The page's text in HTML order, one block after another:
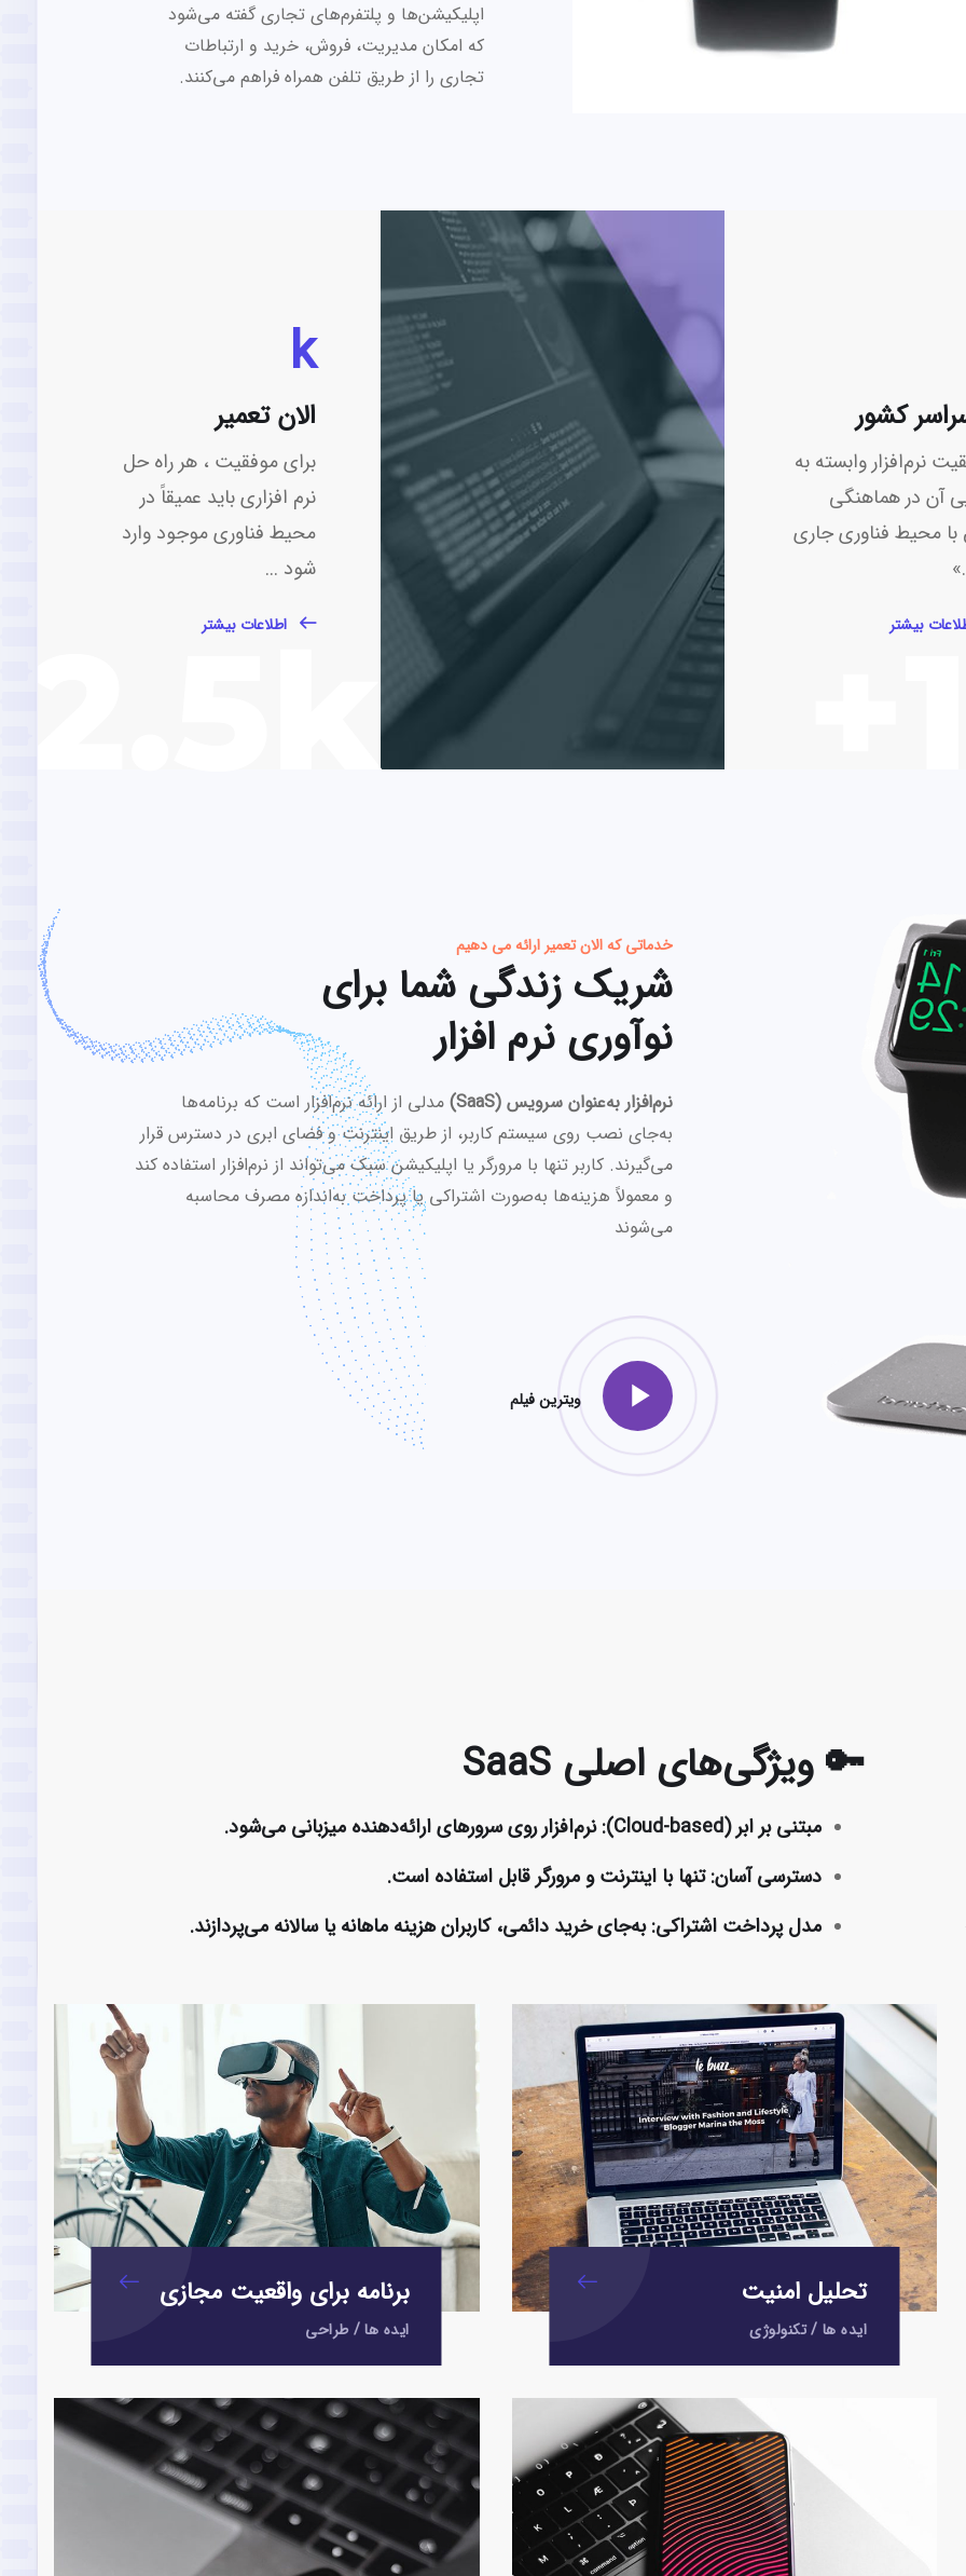
اپلیکیشن‌ها و پلتفرم‌های تجاری گفته می‌شود
که امکان مدیریت، فروش، خرید و ارتباطات
تجاری را از طریق تلفن همراه فراهم می‌کنند.
کشور
نرم‌افزار وابسته به
آن در هماهنگی
محیط فناوری جاری
بیشتر
k
الان تعمیر
برای موفقیت ، هر راه حل
نرم افزاری باید عمیقاً در
محیط فناوری موجود وارد
شود ...
اطلاعات بیشتر
2.5k
خدماتی که الان تعمیر ارائه می دهیم
شریک زندگی شما برای
نوآوری نرم افزار
نرم‌افزار به‌عنوان سرویس (SaaS)
مدلی از ارائه نرم‌افزار است که برنامه‌ها
به‌جای نصب روی سیستم کاربر، از طریق اینترنت و فضای ابری در دسترس قرار
می‌گیرند. کاربر تنها با مرورگر یا اپلیکیشن سبک می‌تواند از نرم‌افزار استفاده کند
و معمولاً هزینه‌ها به‌صورت اشتراکی یا پرداخت به‌اندازه مصرف محاسبه
می‌شوند
ویترین فیلم
🔑 ویژگی‌های اصلی SaaS
مبتنی بر ابر (Cloud-based):
نرم‌افزار روی سرورهای ارائه‌دهنده میزبانی می‌شود.
دسترسی آسان:تنها با اینترنت و مرورگر قابل استفاده است.
مدل پرداخت اشتراکی:به‌جای خرید دائمی، کاربران هزینه ماهانه یا سالانه می‌پردازند.
برنامه برای واقعیت مجازی
ایده ها/ طراحی
تحلیل امنیت
ایده ها /تکنولوژی